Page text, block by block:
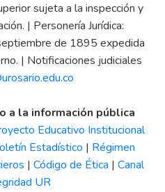
sujeta a la inspección y
| Personería Jurídica:
de 1895 expedida
| Notificaciones judiciales
a la información pública
Educativo Institucional
Estadístico | Régimen
| Código de Ética | Canal
UR